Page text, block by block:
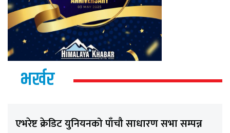
भर्खर
एभरेष्ट क्रेडिट युनियनको पाँचौ साधारण सभा सम्पन्न